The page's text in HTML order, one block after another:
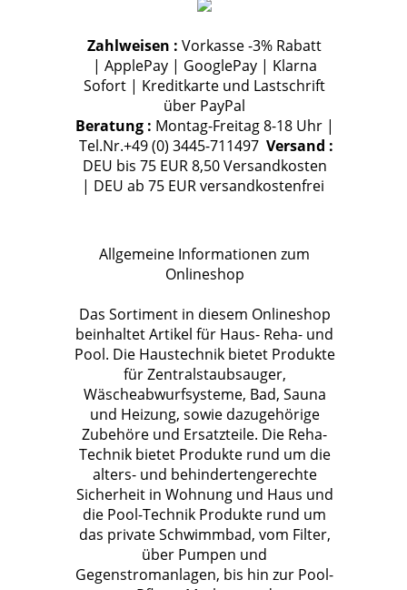
Zahlweisen : Vorkasse -3% Rabatt
| ApplePay | GooglePay | Klarna
Sofort | Kreditkarte und Lastschrift
über PayPal
Beratung : Montag-Freitag 8-18 Uhr |
Tel.Nr.+49 (0) 3445-711497 Versand :
DEU bis 75 EUR 8,50 Versandkosten
| DEU ab 75 EUR versandkostenfrei
Allgemeine Informationen zum
Onlineshop
Das Sortiment in diesem Onlineshop
beinhaltet Artikel für Haus- Reha- und
Pool. Die Haustechnik bietet Produkte
für Zentralstaubsauger,
Wäscheabwurfsysteme, Bad, Sauna
und Heizung, sowie dazugehörige
Zubehöre und Ersatzteile. Die Reha-
Technik bietet Produkte rund um die
alters- und behindertengerechte
Sicherheit in Wohnung und Haus und
die Pool-Technik Produkte rund um
das private Schwimmbad, vom Filter,
über Pumpen und
Gegenstromanlagen, bis hin zur Pool-